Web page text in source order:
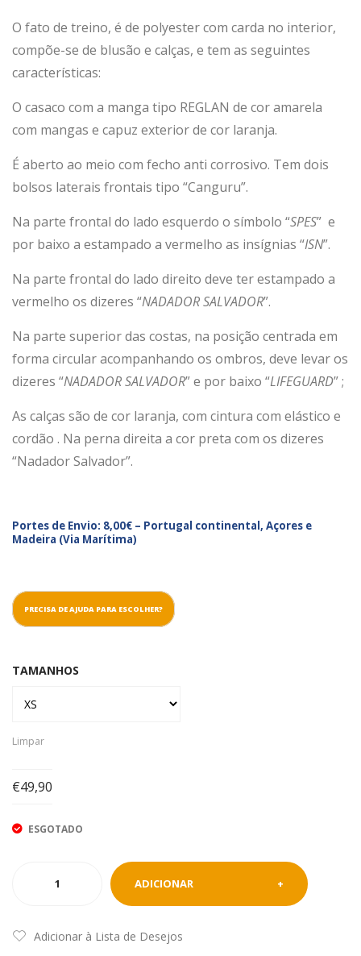
dad
ora
ado
Salv
O fato de treino, é de polyester com carda no interior,
compõe-se de blusão e calças, e tem as seguintes
características:
O casaco com a manga tipo REGLAN de cor amarela
com mangas e capuz exterior de cor laranja.
É aberto ao meio com fecho anti corrosivo. Tem dois
bolsos laterais frontais tipo “Canguru”.
Na parte frontal do lado esquerdo o símbolo “SPES” e
por baixo a estampado a vermelho as insígnias “ISN”.
Na parte frontal do lado direito deve ter estampado a
vermelho os dizeres “NADADOR SALVADOR”.
Na parte superior das costas, na posição centrada em
forma circular acompanhando os ombros, deve levar os
dizeres “NADADOR SALVADOR” e por baixo “LIFEGUARD” ;
As calças são de cor laranja, com cintura com elástico e
cordão . Na perna direita a cor preta com os dizeres
“Nadador Salvador”.
Portes de Envio: 8,00€ – Portugal continental, Açores e
Madeira (Via Marítima)
PRECISA DE AJUDA PARA ESCOLHER?
TAMANHOS
Limpar
€49,90
ESGOTADO
de-
ADICIONAR
Adicionar à Lista de Desejos